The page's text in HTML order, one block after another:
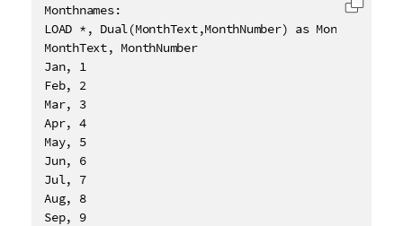
Monthnames:
LOAD *, Dual(MonthText,MonthNumber) as Month
MonthText, MonthNumber
Jan, 1
Feb, 2
Mar, 3
Apr, 4
May, 5
Jun, 6
Jul, 7
Aug, 8
Sep, 9
Code